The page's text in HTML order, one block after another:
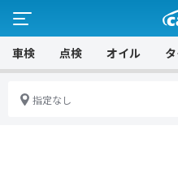
車検 点検 オイル
指定なし